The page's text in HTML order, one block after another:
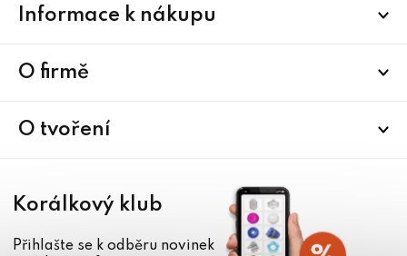
Informace k nákupu
O firmě
O tvoření
Korálkový klub
Přihlašte se k odběru novinek